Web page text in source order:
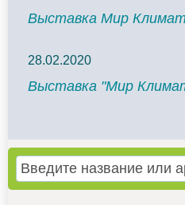
Выставка Мир
28.02.2020
Выставка "Мир